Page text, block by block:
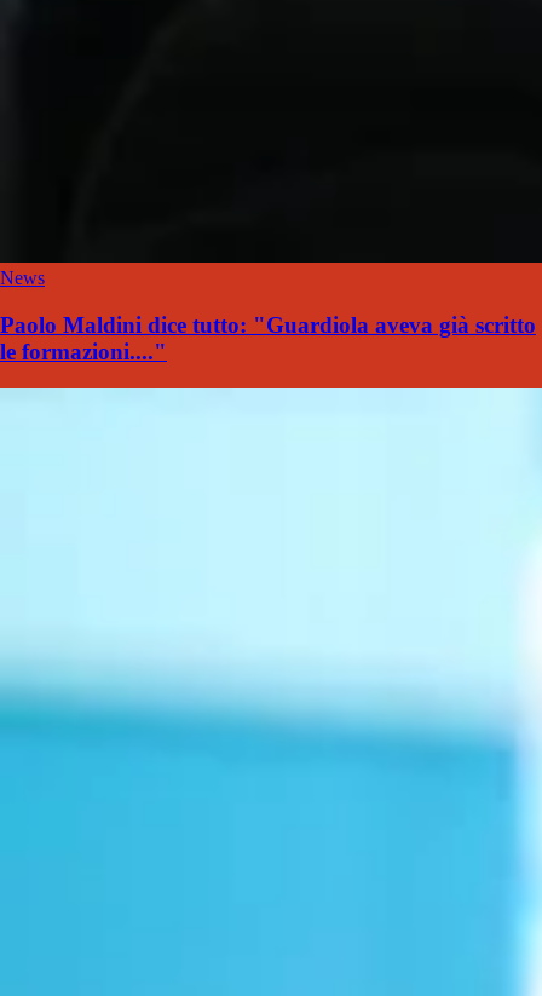
News
Paolo Maldini dice tutto: "Guardiola aveva già scritto
le formazioni...."